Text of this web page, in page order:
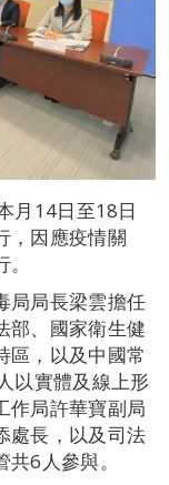
月14日至18日
，因應疫情關
局局長梁雲擔任
部、國家衛生健
區，以及中國常
以實體及線上形
作局許華寶副局
處長，以及司法
6人參與。